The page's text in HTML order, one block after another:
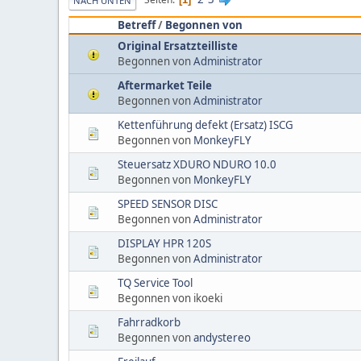
Betreff/ Begonnen von
Original Ersatzteilliste
Begonnen vonAdministrator
Aftermarket Teile
Begonnen vonAdministrator
Kettenführung defekt (Ersatz) ISCG
Begonnen von MonkeyFLY
Steuersatz XDURO NDURO 10.0
Begonnen von MonkeyFLY
SPEED SENSOR DISC
Begonnen vonAdministrator
DISPLAY HPR 120S
Begonnen vonAdministrator
TQ Service Tool
Begonnen von ikoeki
Fahrradkorb
Begonnen vonandystereo